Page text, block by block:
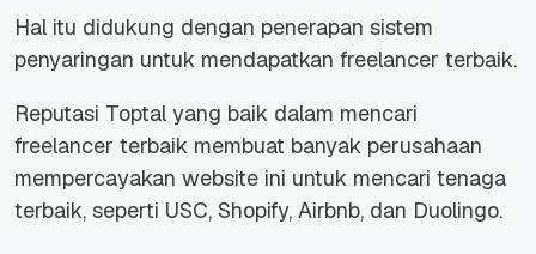
Hal itu didukung dengan penerapan sistem
penyaringan untuk mendapatkan freelancer terbaik.
Reputasi Toptal yang baik dalam mencari
freelancer terbaik membuat banyak perusahaan
mempercayakan website ini untuk mencari tenaga
terbaik, seperti USC, Shopify, Airbnb, dan Duolingo.